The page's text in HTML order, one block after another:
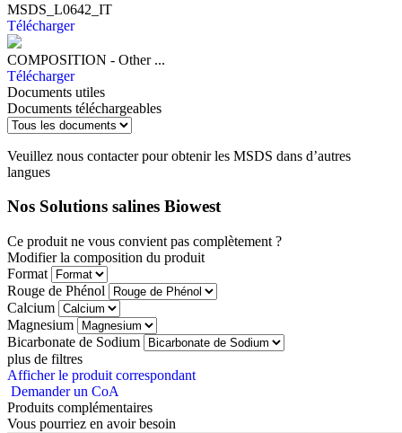
MSDS_L0642_IT
Télécharger
COMPOSITION - Other ...
Télécharger
Documents utiles
Documents téléchargeables
Veuillez nous contacter pour obtenir les MSDS dans d’autres
langues
Nos Solutions salines Biowest
Ce produit ne vous convient pas complètement ?
Modifier la composition du produit
Format
Rouge de Phénol
Calcium
Magnesium
Bicarbonate de Sodium
plus de filtres
Afficher le produit correspondant
Demander un CoA
Produits complémentaires
Vous pourriez en avoir besoin